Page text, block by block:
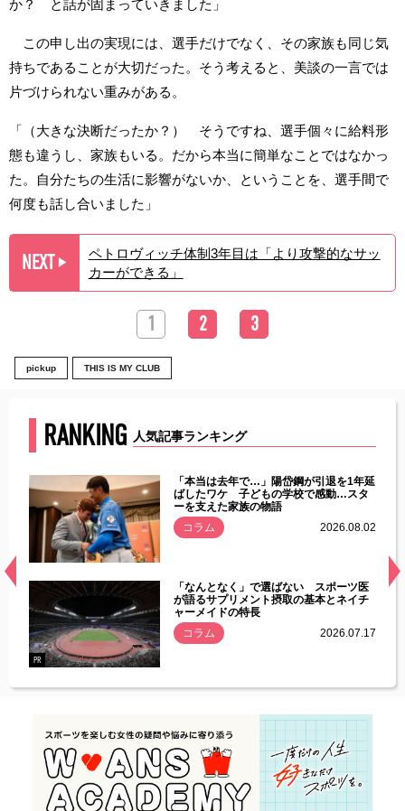
か？ と話が固まっていきました」
この申し出の実現には、選手だけでなく、その家族も同じ気
持ちであることが大切だった。そう考えると、美談の一言では
片づけられない重みがある。
「（大きな決断だったか？） そうですね、選手個々に給料形
態も違うし、家族もいる。だから本当に簡単なことではなかっ
た。自分たちの生活に影響がないか、ということを、選手間で
何度も話し合いました」
NEXT ▶︎
ペトロヴィッチ体制3年目は「より攻撃的なサッ
カーができる」
1 2 3
pickup THIS IS MY CLUB
RANKING 人気記事ランキング
常
「本当は去年で…」陽岱鋼が引退を1年延
ばしたワケ 子どもの学校で感動…スタ
ーを支えた家族の物語
コラム
2026.08.02
PR
「なんとなく」で選ばない スポーツ医
が語るサプリメント摂取の基本とネイチ
ャーメイドの特長
コラム
2026.07.17